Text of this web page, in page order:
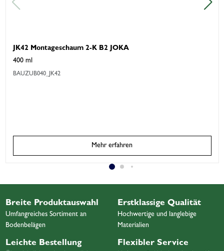
JK42 Montageschaum 2-K B2 JOKA
400 ml
BAUZUB040_JK42
Mehr erfahren
Breite Produktauswahl
Umfangreiches Sortiment an
Bodenbelägen
Erstklassige Qualität
Hochwertige und langlebige
Materialien
Leichte Bestellung Flexibler Service